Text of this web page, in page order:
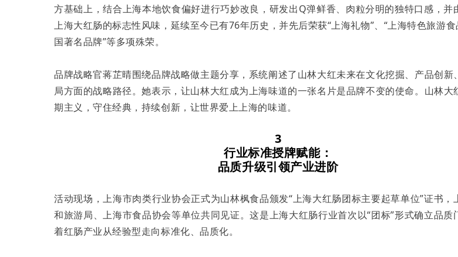
方基础上，结合上海本地饮食偏好进行巧妙改良，研发出Q弹鲜香、肉粒分明的独特口感，并
上海大红肠的标志性风味，延续至今已有76年历史，并先后荣获“上海礼物”、“上海特色旅游食
国著名品牌”等多项殊荣。
品牌战略官蒋芷晴围绕品牌战略做主题分享，系统阐述了山林大红未来在文化挖掘、产品创新
局方面的战略路径。她表示，让山林大红成为上海味道的一张名片是品牌不变的使命。山林大
期主义，守住经典，持续创新，让世界爱上上海的味道。
3
行业标准授牌赋能：
品质升级引领产业进阶
活动现场，上海市肉类行业协会正式为山林枫食品颁发“上海大红肠团标主要起草单位”证书，
和旅游局、上海市食品协会等单位共同见证。这是上海大红肠行业首次以“团标”形式确立品质
着红肠产业从经验型走向标准化、品质化。